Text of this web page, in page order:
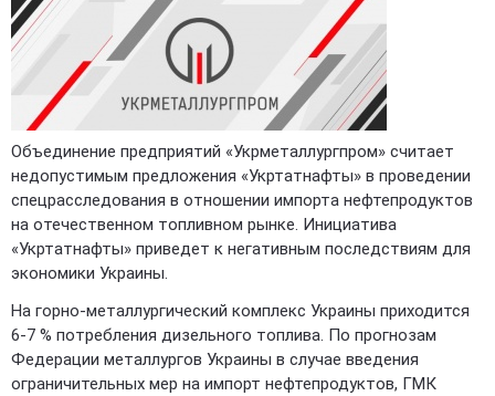
Объединение предприятий «Укрметаллургпром» считает
недопустимым предложения «Укртатнафты» в проведении
спецрасследования в отношении импорта нефтепродуктов
на отечественном топливном рынке. Инициатива
«Укртатнафты» приведет к негативным последствиям для
экономики Украины.
На горно-металлургический комплекс Украины приходится
6-7 % потребления дизельного топлива. По прогнозам
Федерации металлургов Украины в случае введения
ограничительных мер на импорт нефтепродуктов, ГМК